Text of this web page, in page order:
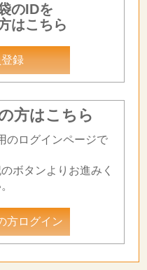
のIDを
はこちら
録
方はこちら
のログインページで
ボタンよりお進みく
方ログイン